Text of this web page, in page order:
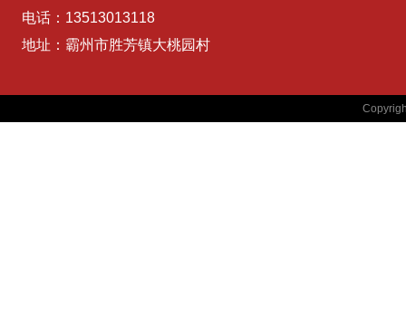
电话：13513013118
地址：霸州市胜芳镇大桃园村